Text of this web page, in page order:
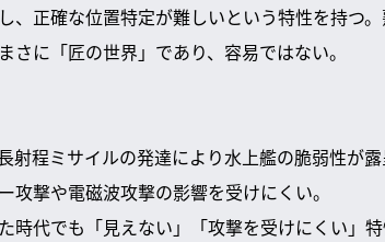
、正確な位置特定が難しいという特性を持つ
に「匠の世界」であり、容易ではない。
射程ミサイルの発達により水上艦の脆弱性が
撃や電磁波攻撃の影響を受けにくい。
時代でも「見えない」「攻撃を受けにくい」